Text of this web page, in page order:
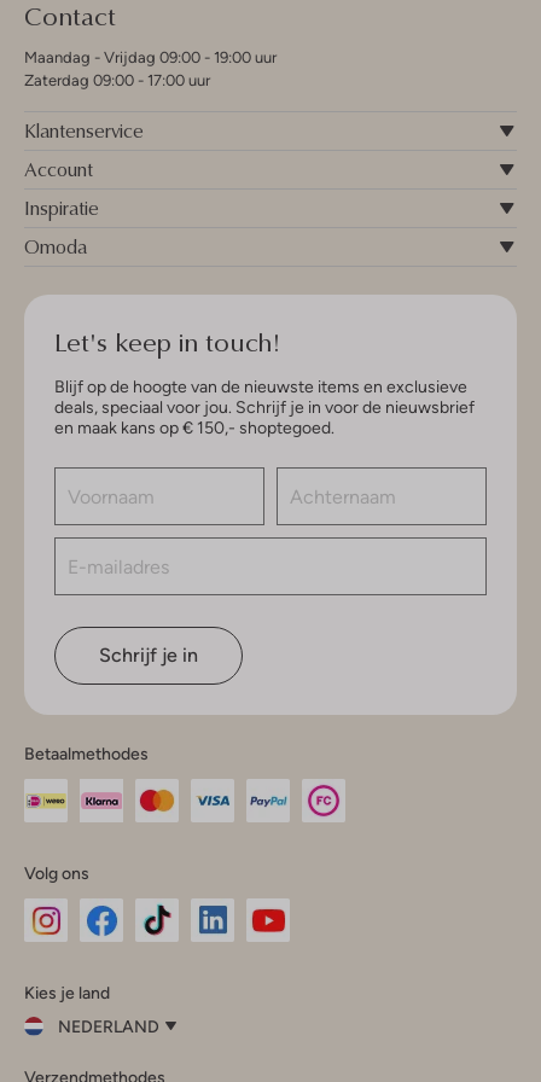
Contact
Maandag - Vrijdag 09:00 - 19:00 uur
Zaterdag 09:00 - 17:00 uur
Klantenservice
Account
Inspiratie
Omoda
Let's keep in touch!
Blijf op de hoogte van de nieuwste items en exclusieve
deals, speciaal voor jou. Schrijf je in voor de nieuwsbrief
en maak kans op € 150,- shoptegoed.
Schrijf je in
Betaalmethodes
Volg ons
InstagramFacebook
Kies je land
NEDERLAND
Verzendmethodes